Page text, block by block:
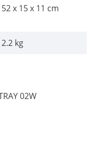
52 x 15 x 11 cm
2.2 kg
02W